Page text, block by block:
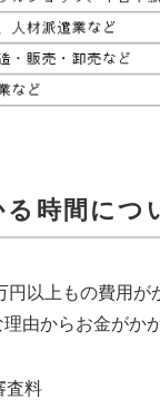
時間につ
以上もの費用
由からお金がか
査料